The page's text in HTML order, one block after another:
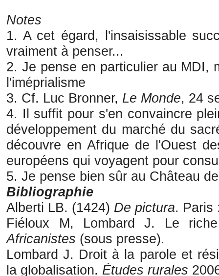
Notes
1. A cet égard, l'insaisissable
vraiment à penser...
2. Je pense en particulier au MDI,
l'iméprialisme
3. Cf. Luc Bronner, Le Monde, 24
4. Il suffit pour s'en convaincre
développement du marché du
découvre en Afrique de l'Ouest
européens qui voyagent pour
5. Je pense bien sûr au Château
Bibliographie
Alberti LB. (1424) De pictura. Paris
Fiéloux M, Lombard J. Le
Africanistes (sous presse).
Lombard J. Droit à la parole et
la globalisation. Études rurales